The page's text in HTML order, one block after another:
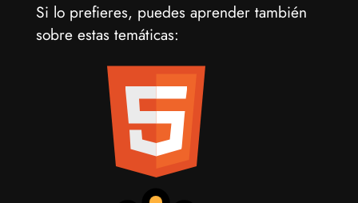
Si lo prefieres, puedes aprender también
sobre estas temáticas: